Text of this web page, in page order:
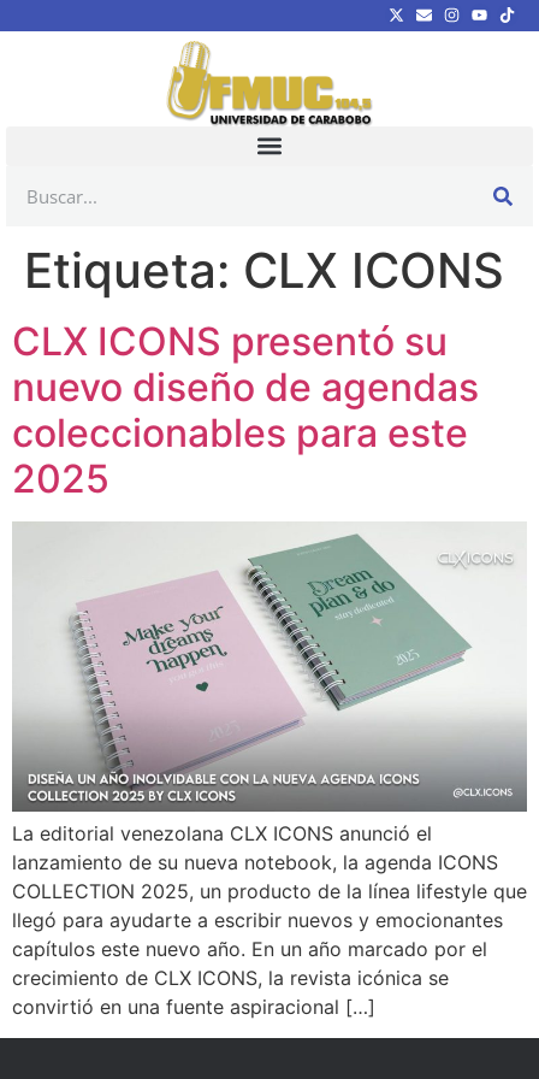
Etiqueta: CLX ICONS
CLX ICONS presentó su
nuevo diseño de agendas
coleccionables para este
2025
La editorial venezolana CLX ICONS anunció el
lanzamiento de su nueva notebook, la agenda ICONS
COLLECTION 2025, un producto de la línea lifestyle que
llegó para ayudarte a escribir nuevos y emocionantes
capítulos este nuevo año. En un año marcado por el
crecimiento de CLX ICONS, la revista icónica se
convirtió en una fuente aspiracional […]